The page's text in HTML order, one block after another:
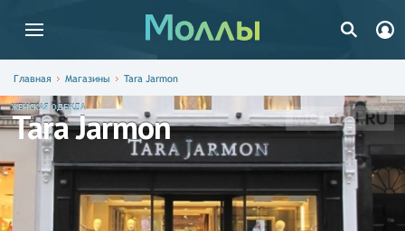
Главная Магазины Tara Jarmon
ЖЕНСКАЯ ОДЕЖДА
Tara Jarmon